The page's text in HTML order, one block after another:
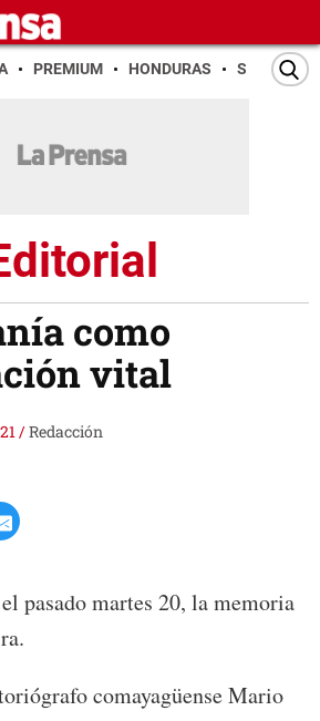
PREMIUM HONDURAS SAN PEDRO
como
vital
/Redacción
pasado martes 20, la memoria
comayagüense Mario